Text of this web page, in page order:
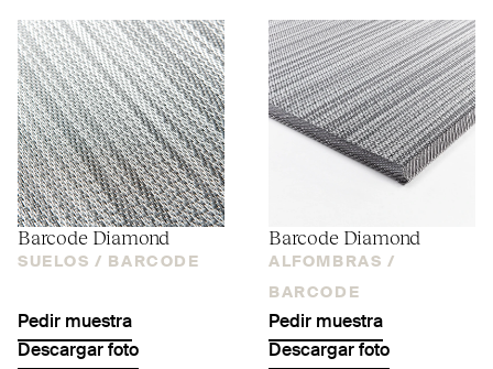
Barcode Diamond
SUELOS / BARCODE
Pedir muestra
Descargar foto
Barcode Diamond
ALFOMBRAS /
BARCODE
Pedir muestra
Descargar foto